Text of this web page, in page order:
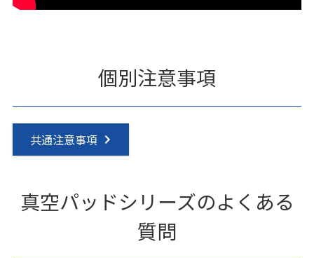
個別注意事項
共通注意事項
真空パッドシリーズのよくある
質問